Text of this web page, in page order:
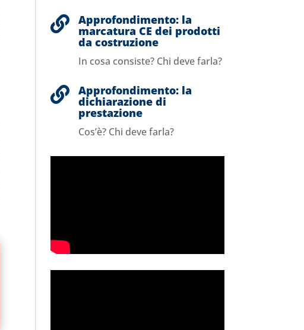
 Approfondimento: la
marcatura CE dei prodotti
da costruzione
In cosa consiste? Chi deve farla?
 Approfondimento: la
dichiarazione di
prestazione
Cos’è? Chi deve farla?